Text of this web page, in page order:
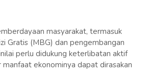
masyarakat, termasuk
Gratis (MBG) dan pengembangan
perlu didukung keterlibatan aktif
ekonominya dapat dirasakan